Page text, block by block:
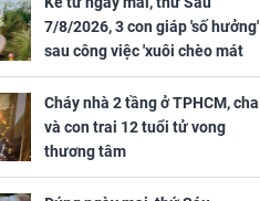
nam diễn
khi than
mỹ mãn
7/8/2026, 3 con giáp 'số hưởng'
sau công việc 'xuôi chèo mát
mái', tiền tài 'thu về như nước',
tình duyên viên mãn
Cháy nhà 2 tầng ở TPHCM, cha
và con trai 12 tuổi tử vong
thương tâm